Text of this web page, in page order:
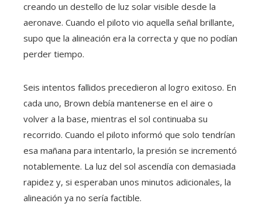
creando un destello de luz solar visible desde la
aeronave. Cuando el piloto vio aquella señal brillante,
supo que la alineación era la correcta y que no podían
perder tiempo.
Seis intentos fallidos precedieron al logro exitoso. En
cada uno, Brown debía mantenerse en el aire o
volver a la base, mientras el sol continuaba su
recorrido. Cuando el piloto informó que solo tendrían
esa mañana para intentarlo, la presión se incrementó
notablemente. La luz del sol ascendía con demasiada
rapidez y, si esperaban unos minutos adicionales, la
alineación ya no sería factible.